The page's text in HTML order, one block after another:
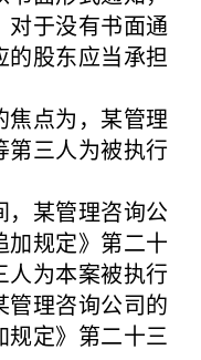
对于没有书面通
的股东应当承担
点为，某管理
第三人为被执行
某管理咨询公
加规定》第二十
人为本案被执行
管理咨询公司的
规定》第二十三